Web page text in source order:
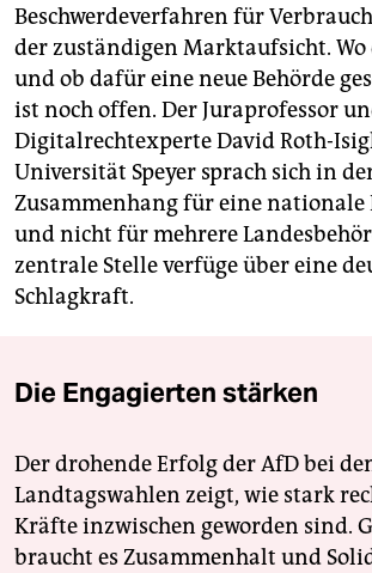
Beschwerdeverfahren für
der zuständigen Marktaufsicht.
und ob dafür eine neue Behörde
ist noch offen. Der Juraprofessor
Digitalrechtexperte David Roth-
Universität Speyer sprach sich in
Zusammenhang für eine nationale
und nicht für mehrere
zentrale Stelle verfüge über eine
Schlagkraft.
Die Engagierten stärken
Der drohende Erfolg der AfD bei
Landtagswahlen zeigt, wie stark
Kräfte inzwischen geworden sind.
braucht es Zusammenhalt und